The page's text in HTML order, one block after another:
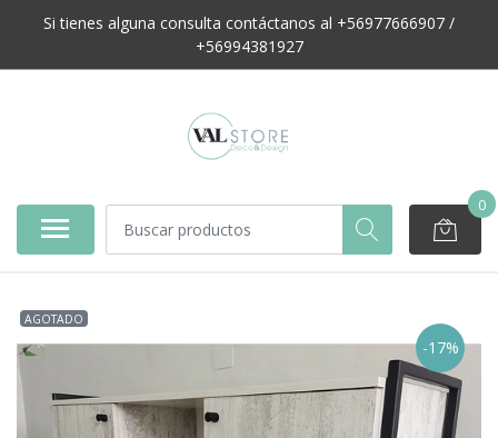
Si tienes alguna consulta contáctanos al +56977666907 /
+56994381927
0
AGOTADO
-17%